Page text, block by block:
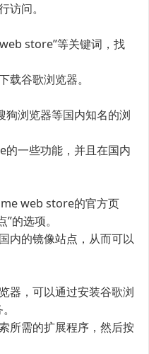
访问。
store”等关键词，找
载谷歌浏览器。
狗浏览器等国内知名的浏
一些功能，并且在国内
web store的官方页
的选项。
内的镜像站点，从而可以
器，可以通过安装谷歌浏
所需的扩展程序，然后按